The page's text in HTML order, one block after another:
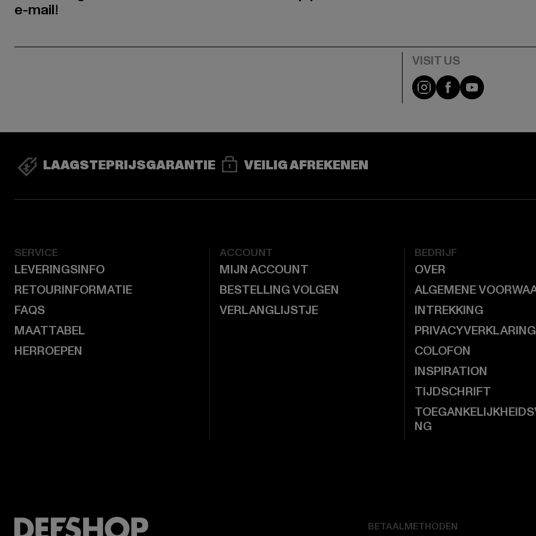
e-mail!
Visit our Instagram
Visit ourVisit our
LAAGSTEPRIJSGARANTIE VEILIG AFREKENEN
SERVICE
LEVERINGSINFO
RETOURINFORMATIE
FAQS
MAATTABEL
HERROEPEN
ACCOUNT
MIJN ACCOUNT
BESTELLING VOLGEN
VERLANGLIJSTJE
BEDRIJF
OVER
ALGEMENE
INTREKKING
PRIVACYVERKLARING
COLOFON
INSPIRATION
TIJDSCHRIFT
NG
BETAALMETHODEN